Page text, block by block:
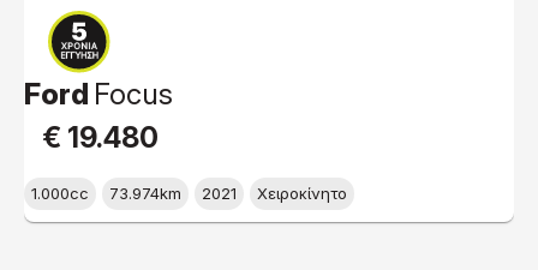
Ford Focus
€ 19.480
1.000cc 73.974km 2021 Χειροκίνητο